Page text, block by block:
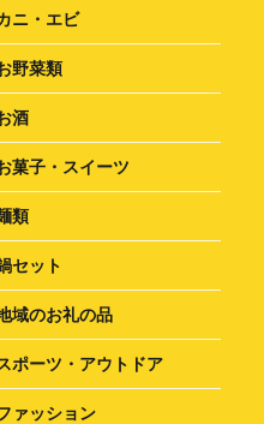
ニ・エビ
野菜類
酒
菓子・スイーツ
類
セット
域のお礼の品
ポーツ・アウトドア
ァッション